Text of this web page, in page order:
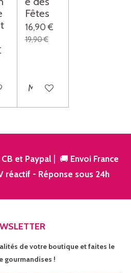
si disponible
Fêtes
16,90 €
19,90 €
M'avertir si disponible
et Paypal| 🚚 Envoi France
réactif - Réponse sous 24h
de votre boutique et faites le
gourmandises !